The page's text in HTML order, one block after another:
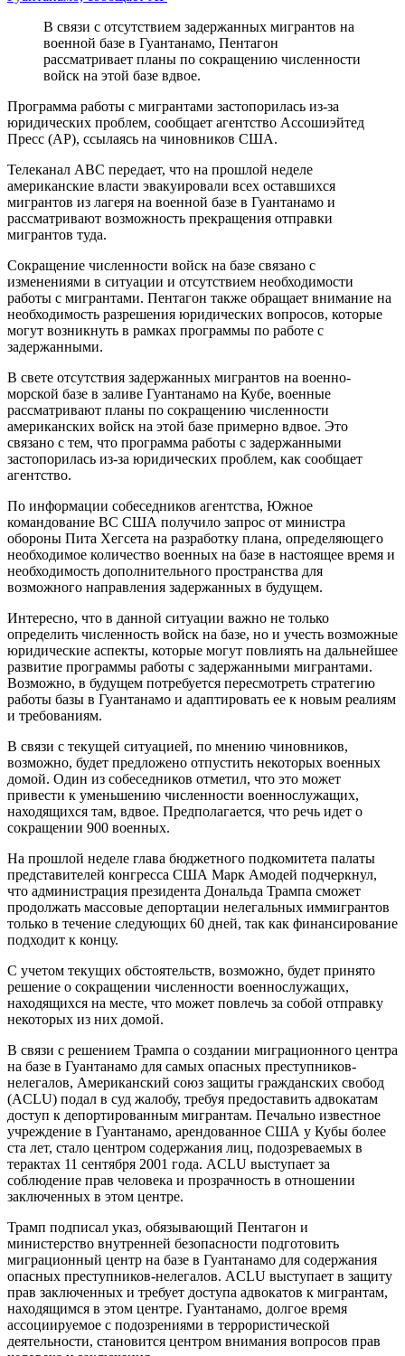
В связи с отсутствием задержанных мигрантов на
военной базе в Гуантанамо, Пентагон
рассматривает планы по сокращению численности
войск на этой базе вдвое.
Программа работы с мигрантами застопорилась из-за
юридических проблем, сообщает агентство Ассошиэйтед
Пресс (AP), ссылаясь на чиновников США.
Телеканал ABC передает, что на прошлой неделе
американские власти эвакуировали всех оставшихся
мигрантов из лагеря на военной базе в Гуантанамо и
рассматривают возможность прекращения отправки
мигрантов туда.
Сокращение численности войск на базе связано с
изменениями в ситуации и отсутствием необходимости
работы с мигрантами. Пентагон также обращает внимание на
необходимость разрешения юридических вопросов, которые
могут возникнуть в рамках программы по работе с
задержанными.
В свете отсутствия задержанных мигрантов на военно-
морской базе в заливе Гуантанамо на Кубе, военные
рассматривают планы по сокращению численности
американских войск на этой базе примерно вдвое. Это
связано с тем, что программа работы с задержанными
застопорилась из-за юридических проблем, как сообщает
агентство.
По информации собеседников агентства, Южное
командование ВС США получило запрос от министра
обороны Пита Хегсета на разработку плана, определяющего
необходимое количество военных на базе в настоящее время и
необходимость дополнительного пространства для
возможного направления задержанных в будущем.
Интересно, что в данной ситуации важно не только
определить численность войск на базе, но и учесть возможные
юридические аспекты, которые могут повлиять на дальнейшее
развитие программы работы с задержанными мигрантами.
Возможно, в будущем потребуется пересмотреть стратегию
работы базы в Гуантанамо и адаптировать ее к новым реалиям
и требованиям.
В связи с текущей ситуацией, по мнению чиновников,
возможно, будет предложено отпустить некоторых военных
домой. Один из собеседников отметил, что это может
привести к уменьшению численности военнослужащих,
находящихся там, вдвое. Предполагается, что речь идет о
сокращении 900 военных.
На прошлой неделе глава бюджетного подкомитета палаты
представителей конгресса США Марк Амодей подчеркнул,
что администрация президента Дональда Трампа сможет
продолжать массовые депортации нелегальных иммигрантов
только в течение следующих 60 дней, так как финансирование
подходит к концу.
С учетом текущих обстоятельств, возможно, будет принято
решение о сокращении численности военнослужащих,
находящихся на месте, что может повлечь за собой отправку
некоторых из них домой.
В связи с решением Трампа о создании миграционного центра
на базе в Гуантанамо для самых опасных преступников-
нелегалов, Американский союз защиты гражданских свобод
(ACLU) подал в суд жалобу, требуя предоставить адвокатам
доступ к депортированным мигрантам. Печально известное
учреждение в Гуантанамо, арендованное США у Кубы более
ста лет, стало центром содержания лиц, подозреваемых в
терактах 11 сентября 2001 года. ACLU выступает за
соблюдение прав человека и прозрачность в отношении
заключенных в этом центре.
Трамп подписал указ, обязывающий Пентагон и
министерство внутренней безопасности подготовить
миграционный центр на базе в Гуантанамо для содержания
опасных преступников-нелегалов. ACLU выступает в защиту
прав заключенных и требует доступа адвокатов к мигрантам,
находящимся в этом центре. Гуантанамо, долгое время
ассоциируемое с подозрениями в террористической
деятельности, становится центром внимания вопросов прав